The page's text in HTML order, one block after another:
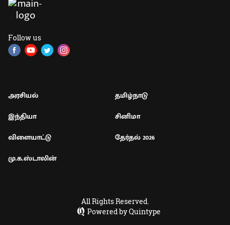
Follow us
அரசியல்
தமிழ்நாடு
இந்தியா
சினிமா
விளையாட்டு
தேர்தல் 2026
மு.க.ஸ்டாலின்
All Rights Reserved.
Powered by Quintype